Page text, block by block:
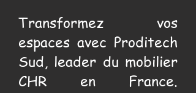
Transformez vos
espaces avec Proditech
Sud, leader du mobilier
CHR en France.